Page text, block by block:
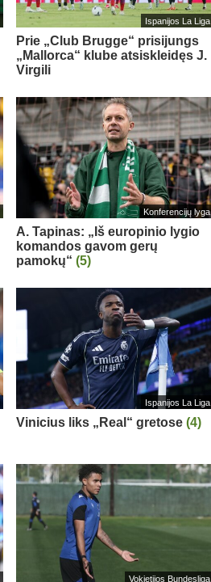
Ispanijos La Liga
Prie „Club Brugge“ prisijungs
„Mallorca“ klube atsiskleidęs J.
Virgili
Konferencijų lyga
A. Tapinas: „Iš europinio lygio
komandos gavom gerų
pamokų“(5)
Ispanijos La Liga
Vinicius liks „Real“ gretose(4)
Vokietijos Bundesliga